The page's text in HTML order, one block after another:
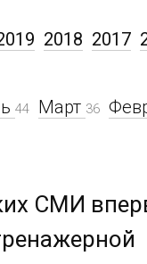
44 Март 36
2018 2017
СМИ